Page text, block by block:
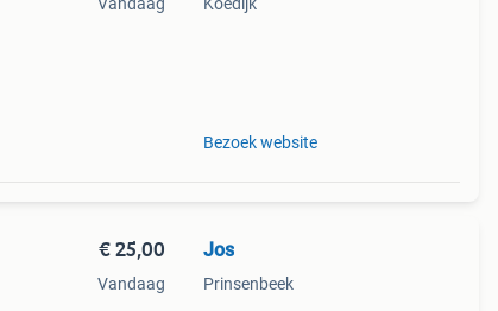
Bezoek website
€ 25,00
Vandaag
Jos
Prinsenbeek